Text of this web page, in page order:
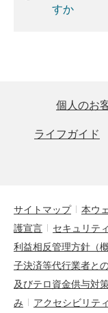
すか
個人のお
ライフガイド
サイトマップ 本ウ
護宣言
セキュリティ
利益相反管理方針（概
子決済等代行業者と
及びテロ資金供与対
み
アクセシビリテ